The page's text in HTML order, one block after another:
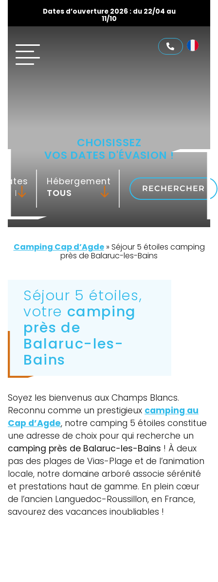
Dates d’ouverture 2026 : du 22/04 au
11/10
CHOISISSEZ
VOS DATES D'ÉVASION !
Dates
Hébergement
RECHERCHER
Camping Cap d’Agde» Séjour 5 étoiles camping
près de Balaruc-les-Bains
Séjour 5 étoiles,
votre camping
près de
Balaruc-les-
Bains
Soyez les bienvenus aux Champs Blancs.
Reconnu comme un prestigieux camping au
Cap d’Agde, notre camping 5 étoiles constitue
une adresse de choix pour qui recherche un
camping près de Balaruc-les-Bains ! À deux
pas des plages de Vias-Plage et de l’animation
locale, notre domaine arboré associe sérénité
et prestations haut de gamme. En plein cœur
de l’ancien Languedoc-Roussillon, en France,
savourez des vacances inoubliables !